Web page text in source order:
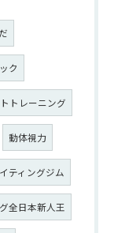
ク
トレーニング
動体視力
ティングジム
全日本新人王